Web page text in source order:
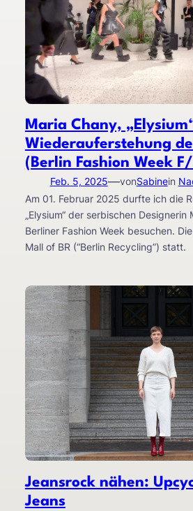
Maria Chany,
Wiederauferstehung
(Berlin Fashion Week
Feb. 5, 2025—vonSabinein
Am 01. Februar 2025 durfte ich die
„Elysium“ der serbischen
Berliner Fashion Week besuchen.
Mall of BR (“Berlin Recycling”) statt.
Jeansrock nähen:
Jeans